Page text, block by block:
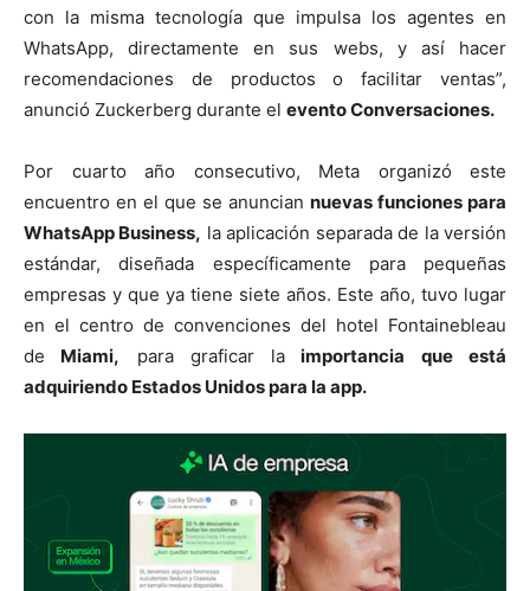
con la misma tecnología que impulsa los agentes en
WhatsApp, directamente en sus webs, y así hacer
recomendaciones de productos o facilitar ventas”,
anunció Zuckerberg durante el evento Conversaciones.
Por cuarto año consecutivo, Meta organizó este
encuentro en el que se anuncian nuevas funciones para
WhatsApp Business, la aplicación separada de la versión
estándar, diseñada específicamente para pequeñas
empresas y que ya tiene siete años. Este año, tuvo lugar
en el centro de convenciones del hotel Fontainebleau
de Miami, para graficar la importancia que está
adquiriendo Estados Unidos para la app.